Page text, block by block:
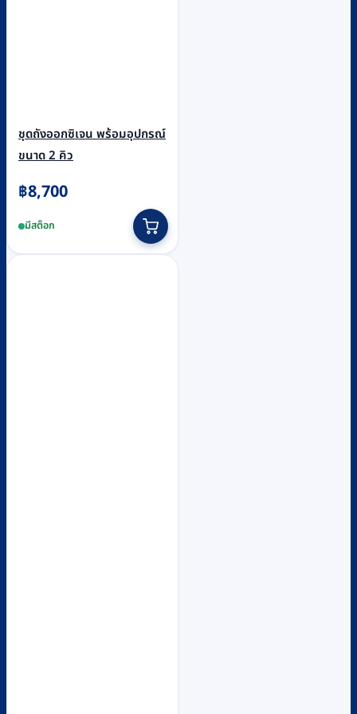
ชุดถังออกซิเจน พร้อมอุปกรณ์
ขนาด 2 คิว
฿8,700
มีสต็อก